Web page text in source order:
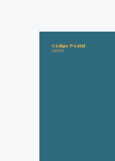
Código Postal:
28008